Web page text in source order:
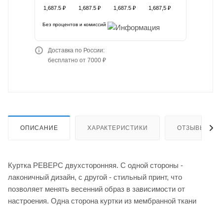
1,687.5 ₽ 1,687.5 ₽ 1,687.5 ₽ 1,687,5 ₽
Без процентов и комиссий
Доставка по России:
бесплатно от 7000 ₽
ОПИСАНИЕ ХАРАКТЕРИСТИКИ ОТЗЫВЫ
Куртка РЕВЕРС двухсторонняя. С одной стороны -
лаконичный дизайн, с другой - стильный принт, что
позволяет менять весенний образ в зависимости от
настроения. Одна сторона куртки из мембранной ткани